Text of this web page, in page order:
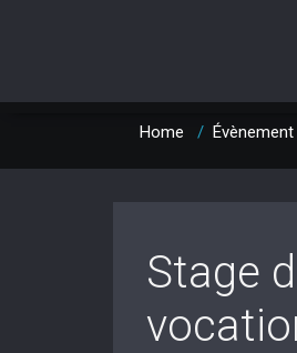
Home / Évènement
Stage